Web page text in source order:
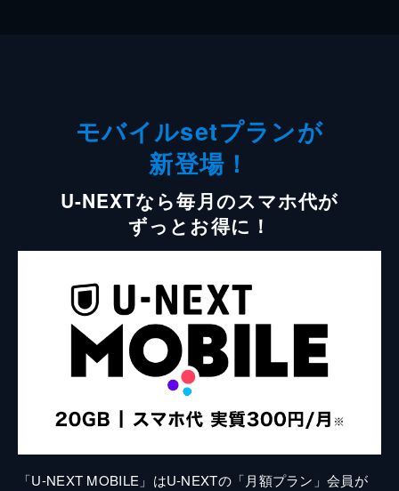
モバイルsetプランが
新登場！
U-NEXTなら毎月のスマホ代が
ずっとお得に！
「U-NEXT MOBILE」はU-NEXTの「月額プラン」会員が